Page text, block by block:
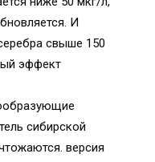
И
свыше 150
эффект
сибирской
версия